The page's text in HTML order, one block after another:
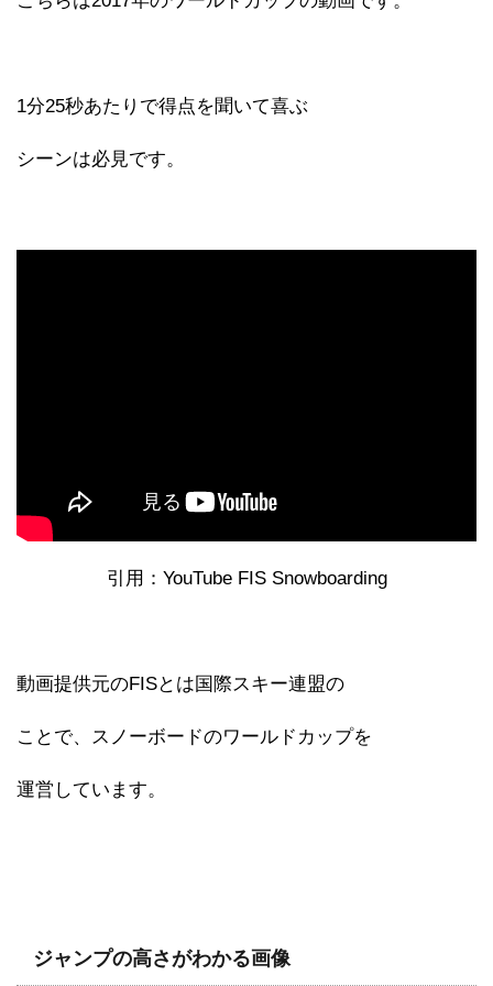
1分25秒あたりで得点を聞いて喜ぶ
シーンは必見です。
引用：YouTube FIS Snowboarding
動画提供元のFISとは国際スキー連盟の
ことで、スノーボードのワールドカップを
運営しています。
ジャンプの高さがわかる画像